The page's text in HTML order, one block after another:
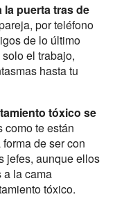
puerta tras de
por teléfono
de lo último
el trabajo,
hasta tu
tóxico se
te están
de ser con
jefes, aunque ellos
a la cama
tóxico.